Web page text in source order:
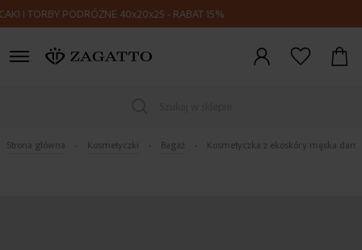
PODRÓŻNE 40x20x25 - RABAT 15%
Strona główna Kosmetyczki Bagaż Kosmetyczka z ekoskóry męska